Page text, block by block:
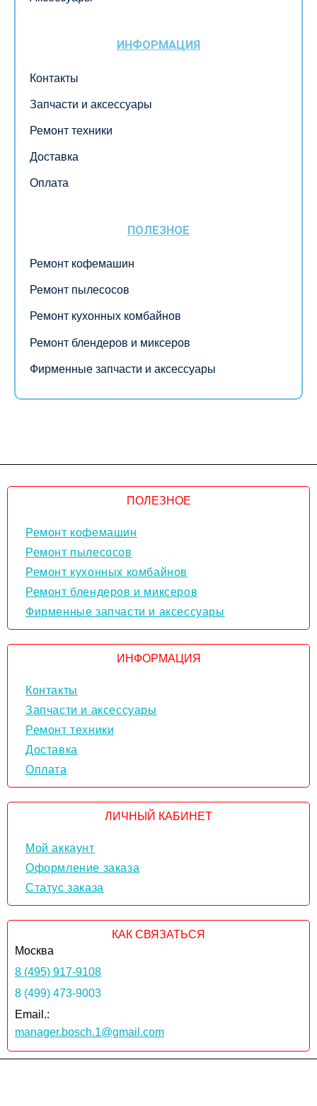
ИНФОРМАЦИЯ
Контакты
Запчасти и аксессуары
Ремонт техники
Доставка
Оплата
ПОЛЕЗНОЕ
Ремонт кофемашин
Ремонт пылесосов
Ремонт кухонных комбайнов
Ремонт блендеров и миксеров
Фирменные запчасти и аксессуары
ПОЛЕЗНОЕ
Ремонт кофемашин
Ремонт пылесосов
Ремонт кухонных комбайнов
Ремонт блендеров и миксеров
Фирменные запчасти и аксессуары
ИНФОРМАЦИЯ
Контакты
Запчасти и аксессуары
Ремонт техники
Доставка
Оплата
ЛИЧНЫЙ КАБИНЕТ
Мой аккаунт
Оформление заказа
Статус заказа
КАК СВЯЗАТЬСЯ
Москва
8 (495) 917-9108
8 (499) 473-9003
Email.:
manager.bosch.1@gmail.com